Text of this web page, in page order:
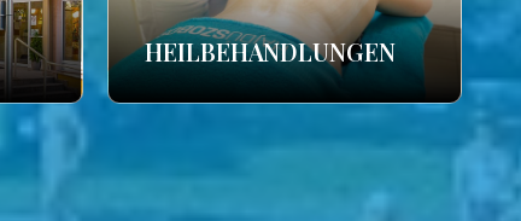
HEILBEHANDLUNGEN